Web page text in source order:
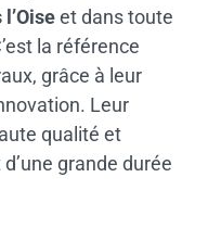
et dans toute
la référence
grâce à leur
Leur
qualité et
grande durée